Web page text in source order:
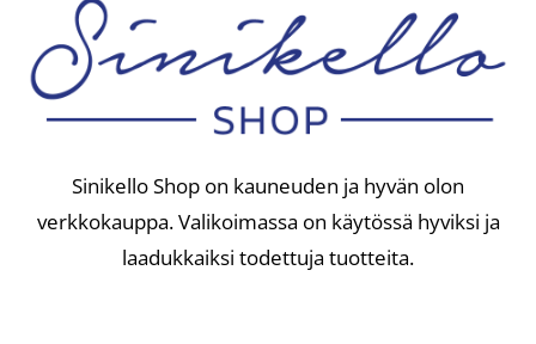
Sinikello Shop on kauneuden ja hyvän olon
verkkokauppa. Valikoimassa on käytössä hyviksi ja
laadukkaiksi todettuja tuotteita.